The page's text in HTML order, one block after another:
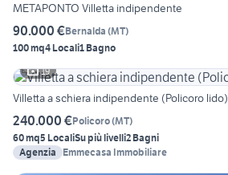
METAPONTO Villetta indipendente
90.000 €Bernalda (MT)
100 mq4 Locali1 Bagno
19
Villetta a schiera indipendente (Policoro lido)
240.000 €Policoro(MT)
60 mq5 LocaliSu più livelli2 Bagni
Agenzia
Emmecasa Immobiliare